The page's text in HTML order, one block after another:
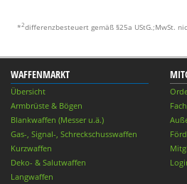
*2differenzbesteuert gemäß §25a UStG.;MwSt.
WAFFENMARKT
Übersicht
Armbrüste & Bögen
Blankwaffen (Messer u.ä.)
Gas-, Signal-, Schreckschusswaffen
Kurzwaffen
Deko- & Salutwaffen
Langwaffen